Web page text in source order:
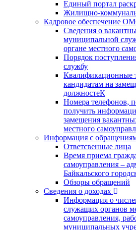
Единый портал
Жилищно-
Кадровое обеспечение
Сведения о
муниципальной
органе местного
Порядок
службу
Квалификационные
кандидатам на
должностеК
Номера телефонов,
получить
замещения
местного
Информация с
Ответсвенные лица
Время приема
самоуправления –
Байкальского
Обзоры обращений
Сведения о доходах
Информация о
служащих органов
самоуправления,
муниципальных